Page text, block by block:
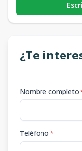
¿Te
Nombre completo
Teléfono*